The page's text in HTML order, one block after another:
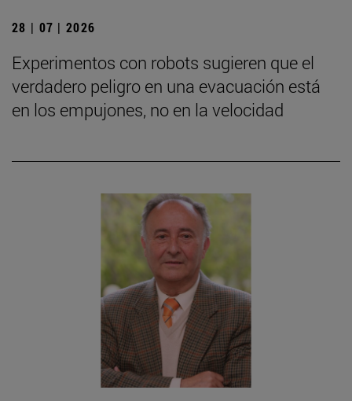
28 | 07 | 2026
Experimentos con robots sugieren que el
verdadero peligro en una evacuación está
en los empujones, no en la velocidad